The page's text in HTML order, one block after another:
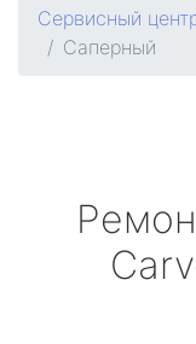
Сервисный
Саперный